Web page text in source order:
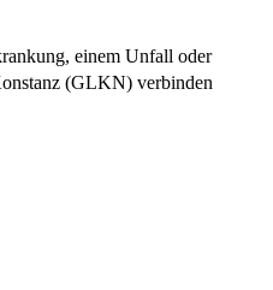
einem Unfall oder
(GLKN) verbinden